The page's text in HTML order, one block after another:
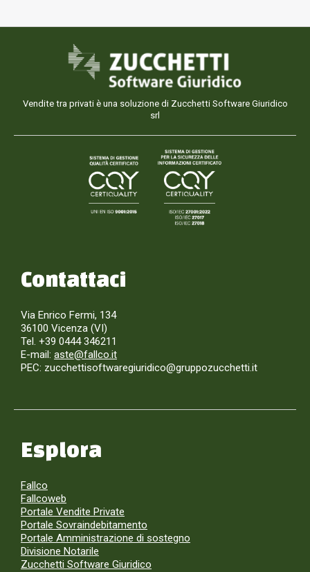
Vendite tra privati è una soluzione di Zucchetti Software Giuridico
srl
Contattaci
Via Enrico Fermi, 134
36100 Vicenza (VI)
Tel. +39 0444 346211
E-mail: aste@fallco.it
PEC: zucchettisoftwaregiuridico@gruppozucchetti.it
Esplora
Fallco
Fallcoweb
Portale Vendite Private
Portale Sovraindebitamento
Portale Amministrazione di sostegno
Divisione Notarile
Zucchetti Software Giuridico